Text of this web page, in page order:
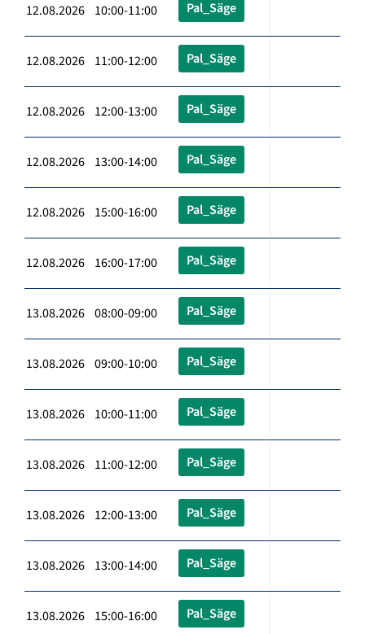
12.08.2026 10:00-11:00 Pal_Säge
12.08.2026 11:00-12:00 Pal_Säge
12.08.2026 12:00-13:00 Pal_Säge
12.08.2026 13:00-14:00 Pal_Säge
12.08.2026 15:00-16:00 Pal_Säge
12.08.2026 16:00-17:00 Pal_Säge
13.08.2026 08:00-09:00 Pal_Säge
13.08.2026 09:00-10:00 Pal_Säge
13.08.2026 10:00-11:00 Pal_Säge
13.08.2026 11:00-12:00 Pal_Säge
13.08.2026 12:00-13:00 Pal_Säge
13.08.2026 13:00-14:00 Pal_Säge
13.08.2026 15:00-16:00 Pal_Säge